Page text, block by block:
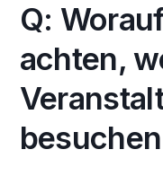
Q:
achten,